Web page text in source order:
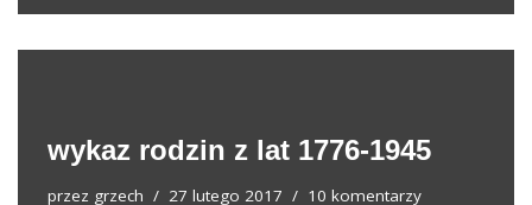
wykaz rodzin z lat 1776-1945
przez grzech 27 lutego 2017 10 komentarzy